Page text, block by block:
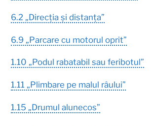
6.2 „Direcția și distanța”
6.9 „Parcare cu motorul oprit”
1.10 „Podul rabatabil sau feribotul”
1.11 „Plimbare pe malul râului”
1.15 „Drumul alunecos”